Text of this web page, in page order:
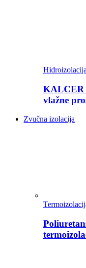
Hidroizolacija
KALCER
vlažne
Zvučna izolacija